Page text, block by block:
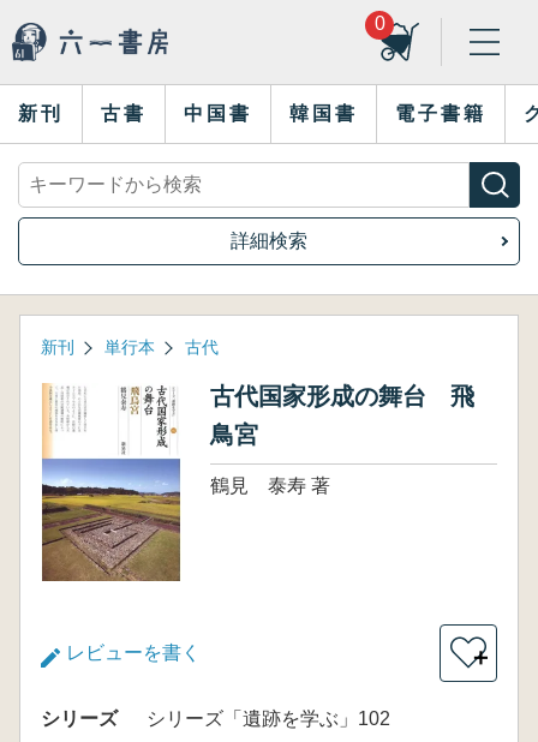
0
新刊 古書 中国書 韓国書 電子書籍
詳細検索
新刊 単行本 古代
古代国家形成の舞台 飛
鳥宮
鶴見 泰寿 著
レビューを書く ＋
シリーズ
シリーズ「遺跡を学ぶ」102